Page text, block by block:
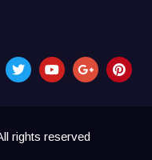
rights reserved